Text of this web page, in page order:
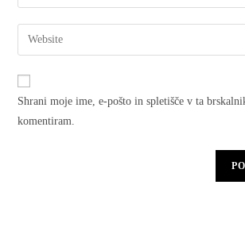
Shrani moje ime, e-pošto in spletišče v ta
komentiram.